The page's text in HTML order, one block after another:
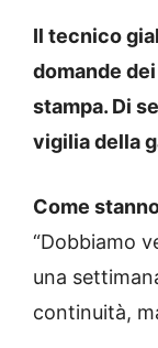
Il tecnico
domande
stampa. Di
vigilia della
Come
“Dobbiamo
una
continuità,